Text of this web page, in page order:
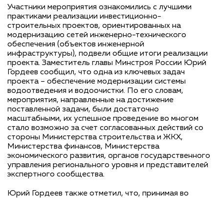
Участники мероприятия ознакомились с лучшими
практиками реализации инвестиционно-
строительных проектов, ориентированных на
модернизацию сетей инженерно-технического
обеспечения (объектов инженерной
инфраструктуры), подвели общие итоги реализации
проекта. Заместитель главы Минстроя России Юрий
Гордеев сообщил, что одна из ключевых задач
проекта – обеспечение модернизации системы
водоотведения и водоочистки. По его словам,
мероприятия, направленные на достижение
поставленной задачи, были достаточно
масштабными, их успешное проведение во многом
стало возможно за счет согласованных действий со
стороны Министерства строительства и ЖКХ,
Министерства финансов, Министерства
экономического развития, органов государственного
управления регионального уровня и представителей
экспертного сообщества.
Юрий Гордеев также отметил, что, принимая во